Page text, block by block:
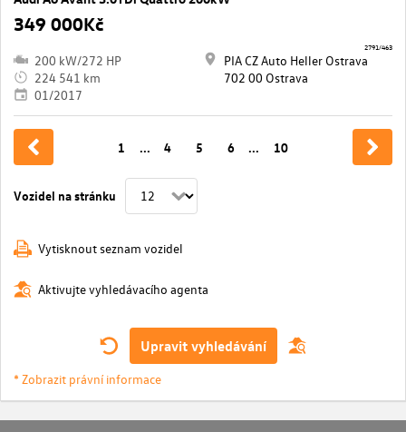
349 000Kč
200 kW/272 HP
224 541 km
01/2017
PIA CZ Auto Heller Ostrava
702 00 Ostrava
2791/463
Vozidel na stránku
1 ... 4 5 6 ... 10
Vytisknout seznam vozidel
Aktivujte vyhledávacího agenta
Upravit vyhledávání
* Zobrazit právní informace